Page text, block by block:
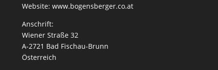
Website: www.bogensberger.co.at
Anschrift:
Wiener Straße 32
A-2721 Bad Fischau-Brunn
Österreich